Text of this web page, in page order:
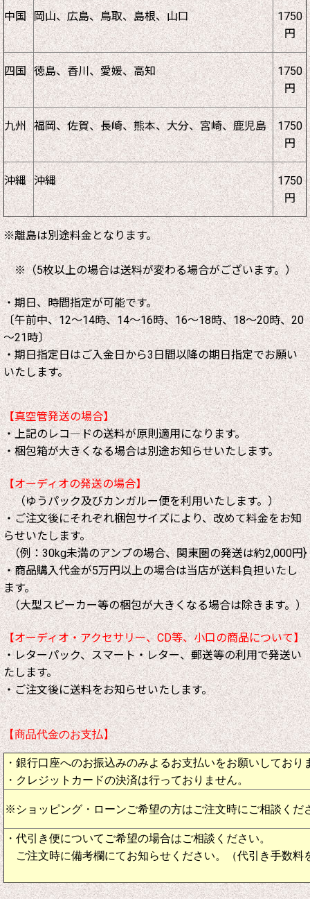
中国 岡山、広島、鳥取、島根、山口
1750
円
四国 徳島、香川、愛媛、高知
1750
円
九州 福岡、佐賀、長崎、熊本、大分、宮崎、鹿児島
1750
円
沖縄 沖縄
1750
円
※離島は別途料金となります。
※（5枚以上の場合は送料が変わる場合がございます。）
・期日、時間指定が可能です。
〔午前中、12～14時、14～16時、16～18時、18～20時、20
～21時〕
・期日指定日はご入金日から3日間以降の期日指定でお願い
いたします。
【真空管発送の場合】
・上記のレコ―ドの送料が原則適用になります。
・梱包箱が大きくなる場合は別途お知らせいたします。
【オーディオの発送の場合】
（ゆうパック及びカンガルー便を利用いたします。）
・ご注文後にそれぞれ梱包サイズにより、改めて料金をお知
らせいたします。
（例：30kg未満のアンプの場合、関東圏の発送は約2,000円}
・商品購入代金が5万円以上の場合は当店が送料負担いたし
ます。
（大型スピーカー等の梱包が大きくなる場合は除きます。）
【オーディオ・アクセサリー、CD等、小口の商品について】
・レターパック、スマート・レター、郵送等の利用で発送い
たします。
・ご注文後に送料をお知らせいたします。
【商品代金のお支払】
・銀行口座へのお振込みのみよるお支払いをお願いしており
・クレジットカードの決済は行っておりません。
※ショッピング・ローンご希望の方はご注文時にご相談くだ
・代引き便についてご希望の場合はご相談ください。
ご注文時に備考欄にてお知らせください。（代引き手数料